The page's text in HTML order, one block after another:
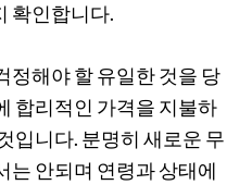
확인합니다.
정해야 할 유일한 것을 당
합리적인 가격을 지불하
입니다. 분명히 새로운 무
는 안되며 연령과 상태에